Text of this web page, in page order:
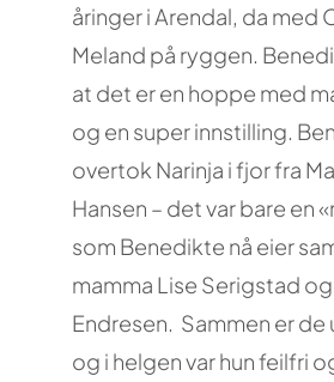
åringer i Arendal, da med
Meland på ryggen.
at det er en hoppe med
og en super innstilling.
overtok Narinja i fjor fra
Hansen – det var bare en
som Benedikte nå eier
mamma Lise Serigstad
Endresen. Sammen er de
og i helgen var hun feilfri